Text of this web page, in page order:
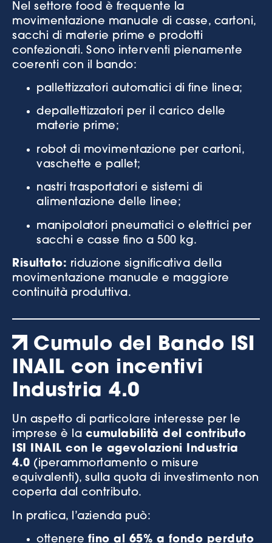
Nel settore food è frequente la
movimentazione manuale di casse, cartoni,
sacchi di materie prime e prodotti
confezionati. Sono interventi pienamente
coerenti con il bando:
pallettizzatori automatici di fine linea;
depallettizzatori per il carico delle
materie prime;
robot di movimentazione per cartoni,
vaschette e pallet;
nastri trasportatori e sistemi di
alimentazione delle linee;
manipolatori pneumatici o elettrici per
sacchi e casse fino a 500 kg.
Risultato: riduzione significativa della
movimentazione manuale e maggiore
continuità produttiva.
Cumulo del Bando ISI
INAIL con incentivi
Industria 4.0
Un aspetto di particolare interesse per le
imprese è la cumulabilità del contributo
ISI INAIL con le agevolazioni Industria
4.0 (iperammortamento o misure
equivalenti), sulla quota di investimento non
coperta dal contributo.
In pratica, l’azienda può:
ottenere fino al 65% a fondo perduto